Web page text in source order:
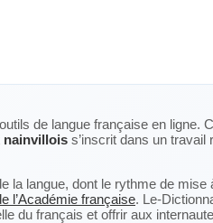
de langue française en ligne.
nainvillois s’inscrit dans un travail
la langue, dont le rythme de mise
l’Académie française. Le-
du français et offrir aux